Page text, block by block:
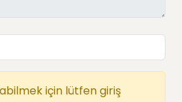
için lütfen giriş